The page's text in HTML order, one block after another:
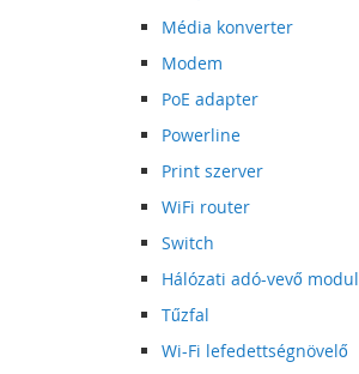
Média konverter
Modem
PoE adapter
Powerline
Print szerver
WiFi router
Switch
Hálózati adó-vevő modul
Tűzfal
Wi-Fi lefedettségnövelő